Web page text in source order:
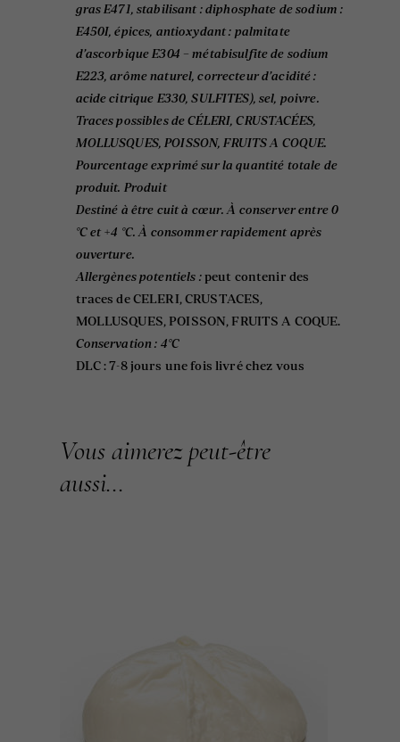
gras E471, stabilisant : diphosphate de sodium :
E450I, épices, antioxydant : palmitate
d’ascorbique E304 – métabisulfite de sodium
E223, arôme naturel, correcteur d’acidité :
acide citrique E330, SULFITES), sel, poivre.
Traces possibles de CÉLERI, CRUSTACÉES,
MOLLUSQUES, POISSON, FRUITS A COQUE.
Pourcentage exprimé sur la quantité totale de
produit. Produit
Destiné à être cuit à cœur. À conserver entre 0
°C et +4 °C. À consommer rapidement après
ouverture.
Allergènes potentiels : peut contenir des
traces de CELERI, CRUSTACES,
MOLLUSQUES, POISSON, FRUITS A COQUE.
Conservation : 4°C
DLC : 7-8 jours une fois livré chez vous
Vous aimerez peut-être
aussi…